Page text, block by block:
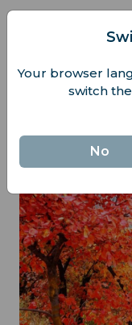
秋季
香山紅葉節（
Your browser
switch
No